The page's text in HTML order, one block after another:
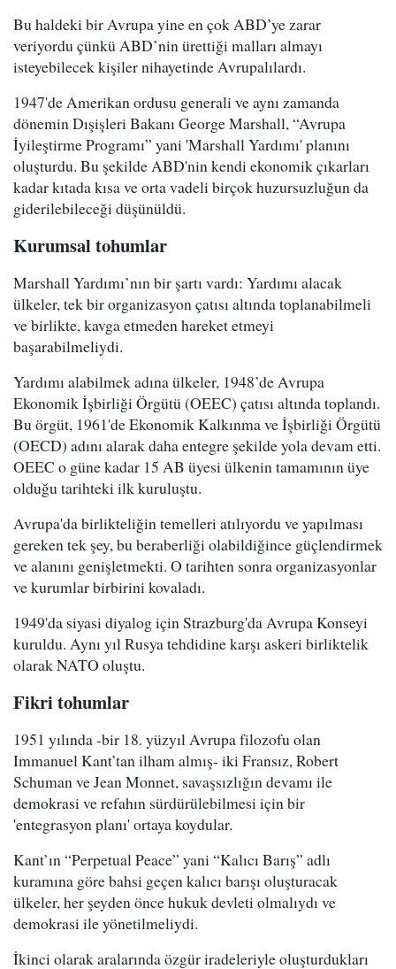
Bu haldeki bir Avrupa yine en çok ABD’ye zarar
veriyordu çünkü ABD’nin ürettiği malları almayı
isteyebilecek kişiler nihayetinde Avrupalılardı.
1947'de Amerikan ordusu generali ve aynı zamanda
dönemin Dışişleri Bakanı George Marshall, “Avrupa
İyileştirme Programı” yani 'Marshall Yardımı' planını
oluşturdu. Bu şekilde ABD'nin kendi ekonomik çıkarları
kadar kıtada kısa ve orta vadeli birçok huzursuzluğun da
giderilebileceği düşünüldü.
Kurumsal tohumlar
Marshall Yardımı’nın bir şartı vardı: Yardımı alacak
ülkeler, tek bir organizasyon çatısı altında toplanabilmeli
ve birlikte, kavga etmeden hareket etmeyi
başarabilmeliydi.
Yardımı alabilmek adına ülkeler, 1948’de Avrupa
Ekonomik İşbirliği Örgütü (OEEC) çatısı altında toplandı.
Bu örgüt, 1961'de Ekonomik Kalkınma ve İşbirliği Örgütü
(OECD) adını alarak daha entegre şekilde yola devam etti.
OEEC o güne kadar 15 AB üyesi ülkenin tamamının üye
olduğu tarihteki ilk kuruluştu.
Avrupa'da birlikteliğin temelleri atılıyordu ve yapılması
gereken tek şey, bu beraberliği olabildiğince güçlendirmek
ve alanını genişletmekti. O tarihten sonra organizasyonlar
ve kurumlar birbirini kovaladı.
1949'da siyasi diyalog için Strazburg'da Avrupa Konseyi
kuruldu. Aynı yıl Rusya tehdidine karşı askeri birliktelik
olarak NATO oluştu.
Fikri tohumlar
1951 yılında -bir 18. yüzyıl Avrupa filozofu olan
Immanuel Kant’tan ilham almış- iki Fransız, Robert
Schuman ve Jean Monnet, savaşsızlığın devamı ile
demokrasi ve refahın sürdürülebilmesi için bir
'entegrasyon planı' ortaya koydular.
Kant’ın “Perpetual Peace” yani “Kalıcı Barış” adlı
kuramına göre bahsi geçen kalıcı barışı oluşturacak
ülkeler, her şeyden önce hukuk devleti olmalıydı ve
demokrasi ile yönetilmeliydi.
İkinci olarak aralarında özgür iradeleriyle oluşturdukları